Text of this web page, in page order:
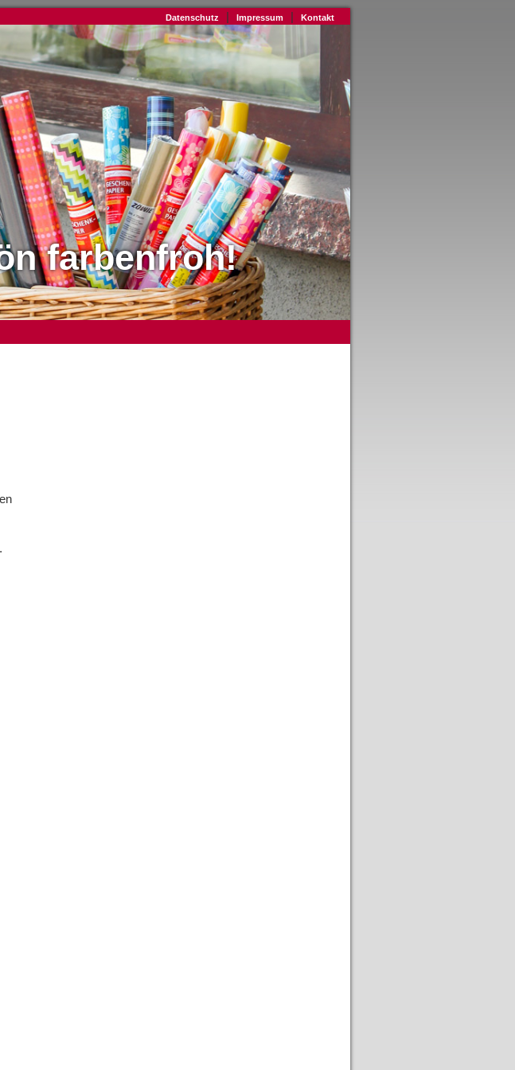
Datenschutz | Impressum | Kontakt
farbenfroh!